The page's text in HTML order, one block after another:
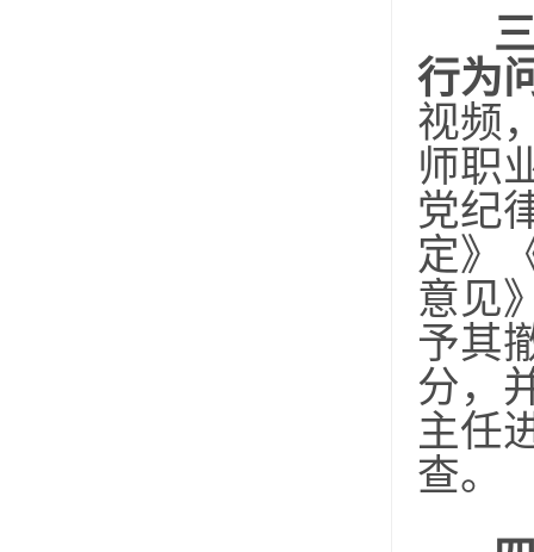
行为
视频
师职
党纪
定》
意见
予其
分，
主任
查。